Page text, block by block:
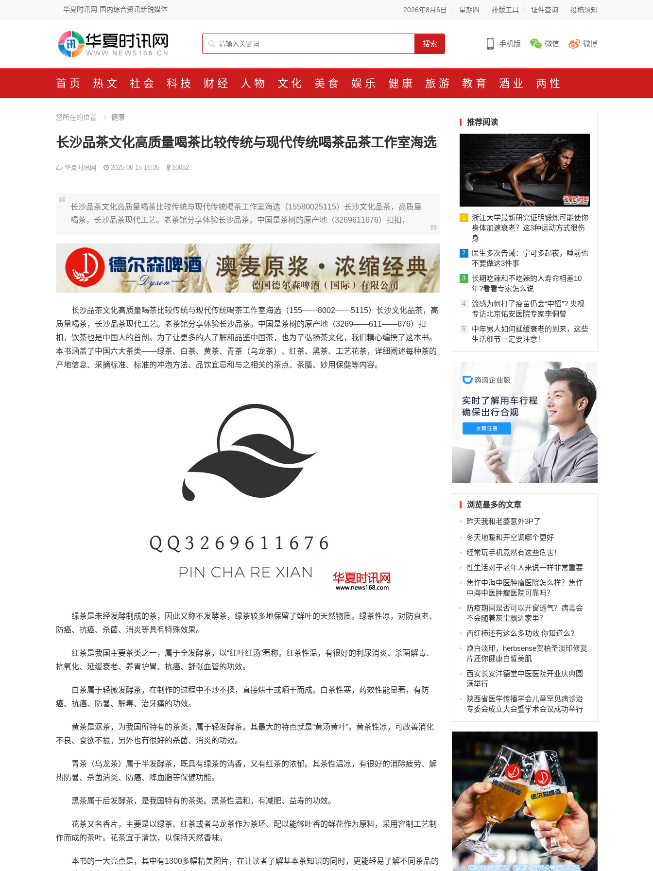
华夏时讯网-国内综合资讯新锐媒体 2026年8月6日 星期四 排版工具 证件查询 投稿须知
搜索 手机版 微信 微博
首页 热文 社会 科技 财经 人物 文化 美食 娱乐 健康 旅游 教育 酒业 两性
您所在的位置 健康
长沙品茶文化高质量喝茶比较传统与现代传统喝茶品茶工作室海选
华夏时讯网 2025-06-15 16:35 10082
长沙品茶文化高质量喝茶比较传统与现代传统喝茶工作室海选（15580025115）长沙文化品茶，高质量
喝茶，长沙品茶现代工艺。老茶馆分享体验长沙品茶。中国是茶树的原产地（3269611676）扣扣，
长沙品茶文化高质量喝茶比较传统与现代传统喝茶工作室海选（155——8002——5115）长沙文化品茶，高
质量喝茶，长沙品茶现代工艺。老茶馆分享体验长沙品茶。中国是茶树的原产地（3269——611——676）扣
扣，饮茶也是中国人的首创。为了让更多的人了解和品鉴中国茶，也为了弘扬茶文化，我们精心编撰了这本书。
本书涵盖了中国六大茶类——绿茶、白茶、黄茶、青茶（乌龙茶）、红茶、黑茶、工艺花茶，详细阐述每种茶的
产地信息、采摘标准、标准的冲泡方法、品饮宜忌和与之相关的茶点、茶膳、妙用保健等内容。
绿茶是未经发酵制成的茶，因此又称不发酵茶，绿茶较多地保留了鲜叶的天然物质。绿茶性凉，对防衰老、
防癌、抗癌、杀菌、消炎等具有特殊效果。
红茶是我国主要茶类之一，属于全发酵茶，以“红叶红汤”著称。红茶性温，有很好的利尿消炎、杀菌解毒、
抗氧化、延缓衰老、养胃护胃、抗癌、舒张血管的功效。
白茶属于轻微发酵茶，在制作的过程中不炒不揉，直接烘干或晒干而成。白茶性寒，药效性能显著，有防
癌、抗癌、防暑、解毒、治牙痛的功效。
黄茶是沤茶，为我国所特有的茶类，属于轻发酵茶。其最大的特点就是“黄汤黄叶”。黄茶性凉，可改善消化
不良、食欲不振，另外也有很好的杀菌、消炎的功效。
青茶（乌龙茶）属于半发酵茶，既具有绿茶的清香，又有红茶的浓郁。其茶性温凉，有很好的消除疲劳、解
热防暑、杀菌消炎、防癌、降血脂等保健功能。
黑茶属于后发酵茶，是我国特有的茶类。黑茶性温和，有减肥、益寿的功效。
花茶又名香片，主要是以绿茶、红茶或者乌龙茶作为茶坯、配以能够吐香的鲜花作为原料，采用窨制工艺制
作而成的茶叶。花茶宜于清饮，以保持天然香味。
本书的一大亮点是，其中有1300多幅精美图片，在让读者了解基本茶知识的同时，更能轻易了解不同茶品的
推荐阅读
1
浙江大学最新研究证明锻炼可能使你
身体加速衰老？这3种运动方式很伤
身
2
医生多次告诫：宁可多起夜，睡前也
不要做这3件事
3
长期吃辣和不吃辣的人寿命相差10
年?看看专家怎么说
4
流感为何打了疫苗仍会“中招”? 央视
专访北京佑安医院专家李侗曾
5
中年男人如何延缓衰老的到来，这些
生活细节一定要注意！
浏览最多的文章
昨天我和老婆意外3P了
冬天地暖和开空调哪个更好
经常玩手机竟然有这些危害！
性生活对于老年人来说一样非常重要
焦作中海中医肿瘤医院怎么样？焦作
中海中医肿瘤医院可靠吗？
防疫期间是否可以开窗透气？病毒会
不会随着灰尘飘进家里？
西红柿还有这么多功效 你知道么?
焕白淡印，herbsense贺柏圣淡印修复
片还你健康白皙美肌
西安长安沣德堂中医医院开业庆典圆
满举行
陕西省医学传播学会儿童罕见病诊治
专委会成立大会暨学术会议成功举行